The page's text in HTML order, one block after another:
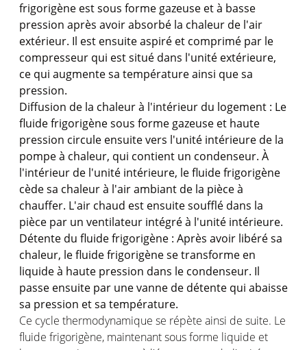
frigorigène est sous forme gazeuse et à basse
pression après avoir absorbé la chaleur de l'air
extérieur. Il est ensuite aspiré et comprimé par le
compresseur qui est situé dans l'unité extérieure,
ce qui augmente sa température ainsi que sa
pression.
Diffusion de la chaleur à l'intérieur du logement : Le
fluide frigorigène sous forme gazeuse et haute
pression circule ensuite vers l'unité intérieure de la
pompe à chaleur, qui contient un condenseur. À
l'intérieur de l'unité intérieure, le fluide frigorigène
cède sa chaleur à l'air ambiant de la pièce à
chauffer. L'air chaud est ensuite soufflé dans la
pièce par un ventilateur intégré à l'unité intérieure.
Détente du fluide frigorigène : Après avoir libéré sa
chaleur, le fluide frigorigène se transforme en
liquide à haute pression dans le condenseur. Il
passe ensuite par une vanne de détente qui abaisse
sa pression et sa température.
Ce cycle thermodynamique se répète ainsi de suite. Le
fluide frigorigène, maintenant sous forme liquide et